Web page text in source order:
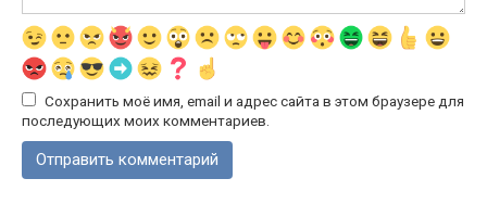
Сохранить моё имя, email и адрес сайта в этом браузере для
последующих моих комментариев.